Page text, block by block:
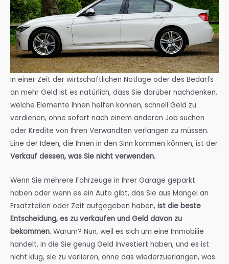
In einer Zeit der wirtschaftlichen Notlage oder des Bedarfs
an mehr Geld ist es natürlich, dass Sie darüber nachdenken,
welche Elemente Ihnen helfen können, schnell Geld zu
verdienen, ohne sofort nach einem anderen Job suchen
oder Kredite von Ihren Verwandten verlangen zu müssen.
Eine der Ideen, die Ihnen in den Sinn kommen können, ist der
Verkauf dessen, was Sie nicht verwenden.
Wenn Sie mehrere Fahrzeuge in Ihrer Garage geparkt
haben oder wenn es ein Auto gibt, das Sie aus Mangel an
Ersatzteilen oder Zeit aufgegeben haben, ist die beste
Entscheidung, es zu verkaufen und Geld davon zu
bekommen. Warum? Nun, weil es sich um eine Immobilie
handelt, in die Sie genug Geld investiert haben, und es ist
nicht klug, sie zu verlieren, ohne das wiederzuerlangen, was